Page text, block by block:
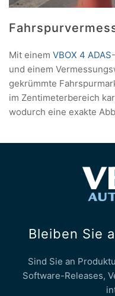
Mit einem VBOX 4 ADAS
und einem
gekrümmte
im Zentimeterbereich
wodurch eine exakte
Bleiben Sie
Sind Sie an
Software-Releases,